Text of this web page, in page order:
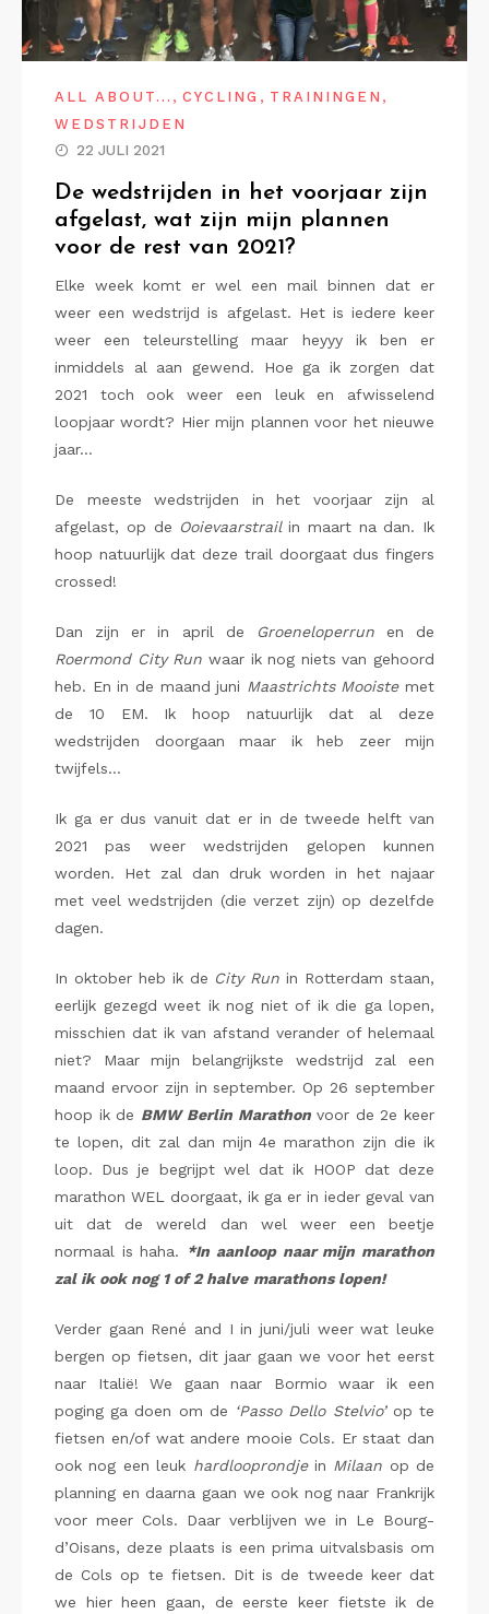
ALL ABOUT... , CYCLING , TRAININGEN ,
WEDSTRIJDEN
22 JULI 2021
De wedstrijden in het voorjaar zijn
afgelast, wat zijn mijn plannen
voor de rest van 2021?
Elke week komt er wel een mail binnen dat er
weer een wedstrijd is afgelast. Het is iedere keer
weer een teleurstelling maar heyyy ik ben er
inmiddels al aan gewend. Hoe ga ik zorgen dat
2021 toch ook weer een leuk en afwisselend
loopjaar wordt? Hier mijn plannen voor het nieuwe
jaar…
De meeste wedstrijden in het voorjaar zijn al
afgelast, op de Ooievaarstrail in maart na dan. Ik
hoop natuurlijk dat deze trail doorgaat dus fingers
crossed!
Dan zijn er in april de Groeneloperrunen de
Roermond City Run waar ik nog niets van gehoord
heb. En in de maand juni Maastrichts Mooistemet
de 10 EM. Ik hoop natuurlijk dat al deze
wedstrijden doorgaan maar ik heb zeer mijn
twijfels…
Ik ga er dus vanuit dat er in de tweede helft van
2021 pas weer wedstrijden gelopen kunnen
worden. Het zal dan druk worden in het najaar
met veel wedstrijden (die verzet zijn) op dezelfde
dagen.
In oktober heb ik de City Runin Rotterdam staan,
eerlijk gezegd weet ik nog niet of ik die ga lopen,
misschien dat ik van afstand verander of helemaal
niet? Maar mijn belangrijkste wedstrijd zal een
maand ervoor zijn in september. Op 26 september
hoop ik de BMW Berlin Marathonvoor de 2e keer
te lopen, dit zal dan mijn 4e marathon zijn die ik
loop. Dus je begrijpt wel dat ik HOOP dat deze
marathon WEL doorgaat, ik ga er in ieder geval van
uit dat de wereld dan wel weer een beetje
normaal is haha.
*In aanloop naar mijn marathon
zal ik ook nog 1 of 2 halve marathons lopen!
Verder gaan René and I in juni/juli weer wat leuke
bergen op fietsen, dit jaar gaan we voor het eerst
naar Italië! We gaan naar Bormio waar ik een
poging ga doen om de ‘Passo Dello Stelvio’op te
fietsen en/of wat andere mooie Cols. Er staat dan
ook nog een leuk hardlooprondjein Milaan op de
planning en daarna gaan we ook nog naar Frankrijk
voor meer Cols. Daar verblijven we in Le Bourg-
d’Oisans, deze plaats is een prima uitvalsbasis om
de Cols op te fietsen. Dit is de tweede keer dat
we hier heen gaan, de eerste keer fietste ik de